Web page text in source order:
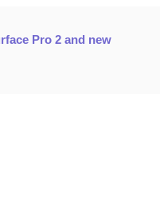
Pro 2 and new